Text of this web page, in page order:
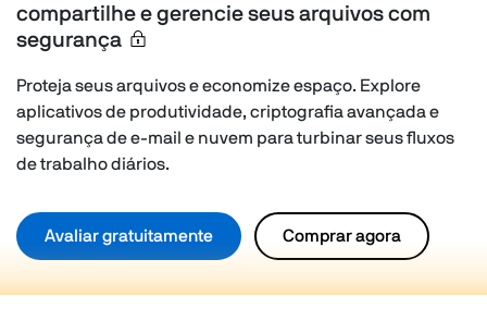
compartilhe e gerencie seus arquivos com
segurança
Proteja seus arquivos e economize espaço. Explore
aplicativos de produtividade, criptografia avançada e
segurança de e-mail e nuvem para turbinar seus fluxos
de trabalho diários.
Avaliar gratuitamente Comprar agora